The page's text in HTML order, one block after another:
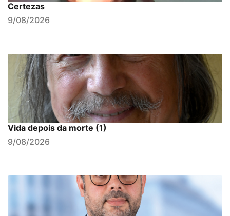
Certezas
9/08/2026
Vida depois da morte (1)
9/08/2026